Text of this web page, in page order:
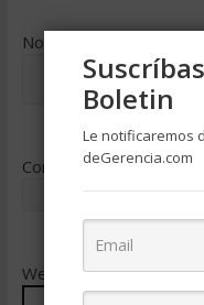
Nombre
Correo electrónico*
Web
Boletin
Le notificaremos
deGerencia.com